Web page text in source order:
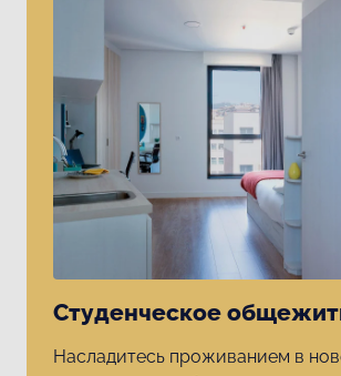
Студенческое
Насладитесь проживанием в